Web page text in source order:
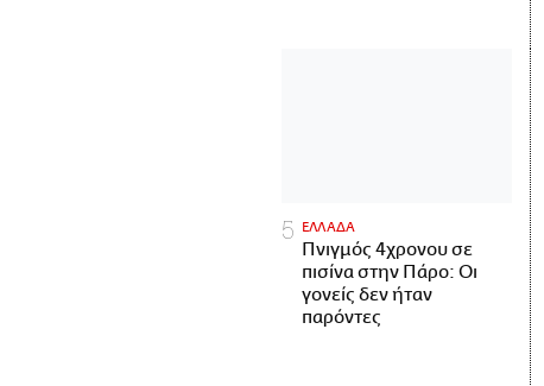
ΕΛΛΑΔΑ
Πνιγμός 4χρονου σε
πισίνα στην Πάρο: Οι
γονείς δεν ήταν
παρόντες